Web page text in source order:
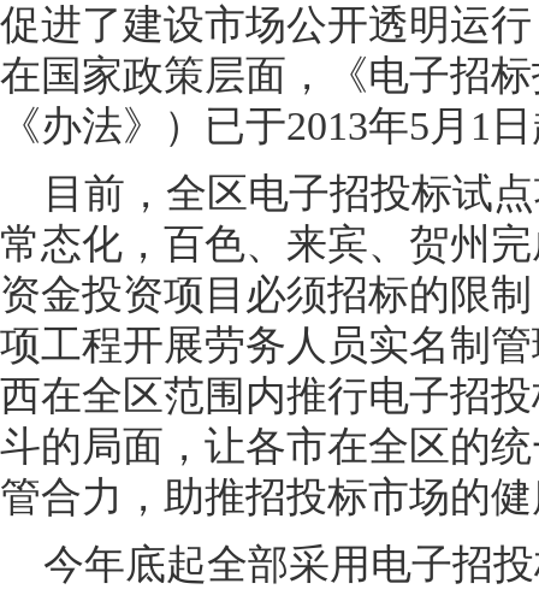
促进了建设市场公开透明运
在国家政策层面，《电子招
《办法》）已于2013年5月1
目前，全区电子招投标试点
常态化，百色、来宾、贺州
资金投资项目必须招标的限
项工程开展劳务人员实名制
西在全区范围内推行电子招
斗的局面，让各市在全区的
管合力，助推招投标市场的
今年底起全部采用电子招